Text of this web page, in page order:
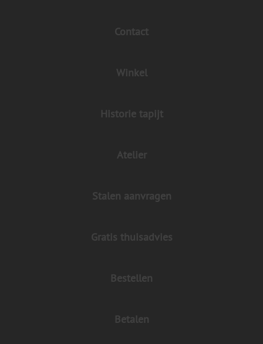
Contact
Winkel
Historie tapijt
Atelier
Stalen aanvragen
Gratis thuisadvies
Bestellen
Betalen